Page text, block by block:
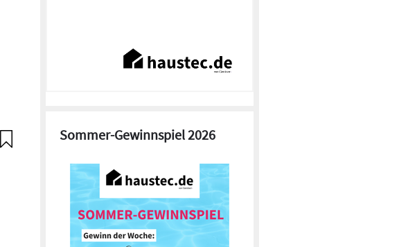
Sommer-Gewinnspiel 2026